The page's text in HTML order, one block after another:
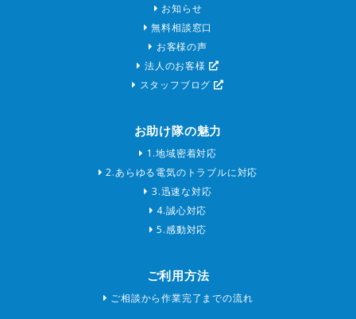
お知らせ
無料相談窓口
お客様の声
法人のお客様
スタッフブログ
お助け隊の魅力
1.地域密着対応
2.あらゆる電気のトラブルに対応
3.迅速な対応
4.誠心対応
5.感動対応
ご利用方法
ご相談から作業完了までの流れ